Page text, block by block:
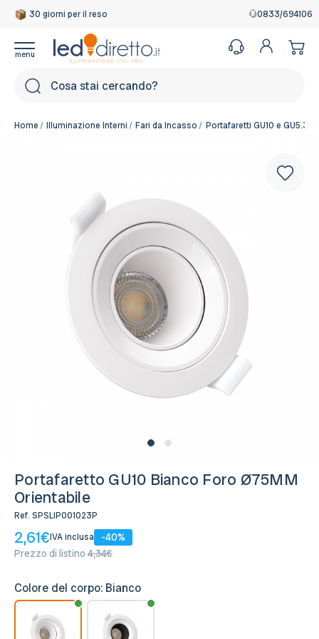
30 giorni per il reso 0833/694106
Home Illuminazione Interni Fari da Incasso Portafaretti GU10 e GU5.3
Portafaretto GU10 Bianco Foro Ø75MM
Orientabile
Ref. SPSLIP001023P
2,61€IVA inclusa
-40%
Prezzo di listino 4,34€
Colore del corpo: Bianco
Disponibile, Spedito in 24/48 ore
Colore del corpo: Bianco